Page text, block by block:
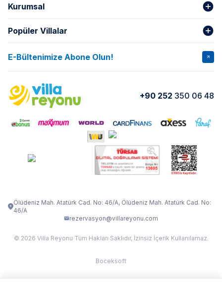
Kurumsal
Hakkımızda
İptal Şartları Banka Hesapları
Kurumsal Blog
Yorumlar Nasıl Kiralarım
Popüler Villalar
VİLLA SALKIM VİLLA SLAY 1
VİLLA OLENNA 1 VİLLA MERT
VILLA ADRIMA 1
VİLLA TİAMO VİLLA ZEYTİN DALI
VILLA ELMALI
E-Bültenimize Abone Olun!
+90 252 350 06 48
Ölüdeniz Mah. Atatürk Cad. No: 46/A, Ölüdeniz Mah. Atatürk Cad. No:
46/A
rezervasyon@villareyonu.com
© 2026 Villa Reyonu Tüm Hakları Saklıdır, İzinsiz İçerik Kullanılamaz.
Boceksoft
Fethiye Kas Kalkan 2